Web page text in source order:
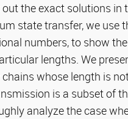
the exact solutions in
state transfer, we use
numbers, to show
lengths. We
whose length is
is a subset of
analyze the case